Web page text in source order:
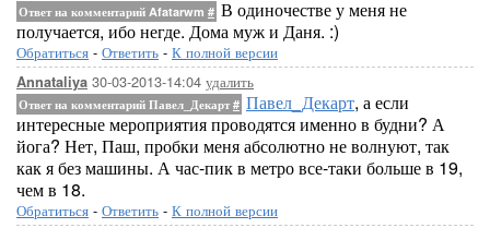
Ответ на комментарий Afatarwm # В одиночестве у меня не
получается, ибо негде. Дома муж и Даня. :)
Обратиться - Ответить - К полной версии
Annataliya 30-03-2013-14:04 удалить
Ответ на комментарий Павел_Декарт# Павел_Декарт, а если
интересные мероприятия проводятся именно в будни? А
йога? Нет, Паш, пробки меня абсолютно не волнуют, так
как я без машины. А час-пик в метро все-таки больше в 19,
чем в 18.
Обратиться - Ответить - К полной версии